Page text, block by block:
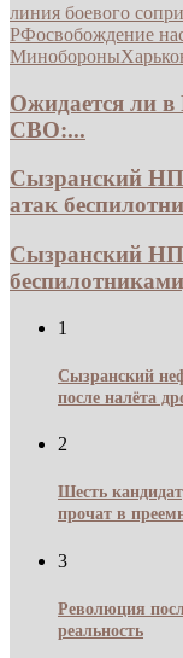
линия боевого
РФосвобождение
Минобороны
Ожидается ли в
СВО:...
Сызранский
атак
Сызранский
1
Сызранский
после налёта
2
Шесть
прочат в
3
Революция
реальность